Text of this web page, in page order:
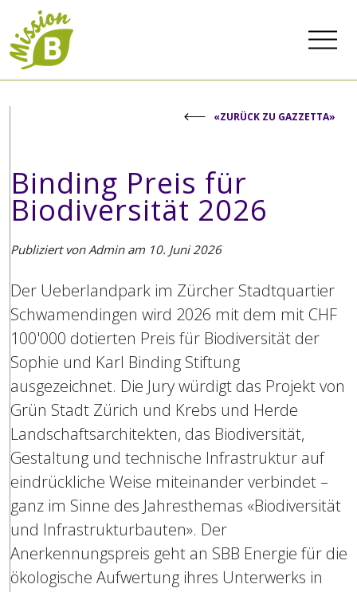
«ZURÜCK ZU GAZZETTA»
Binding Preis für
Biodiversität 2026
Publiziert von Admin am 10. Juni 2026
Der Ueberlandpark im Zürcher Stadtquartier
Schwamendingen wird 2026 mit dem mit CHF
100'000 dotierten Preis für Biodiversität der
Sophie und Karl Binding Stiftung
ausgezeichnet. Die Jury würdigt das Projekt von
Grün Stadt Zürich und Krebs und Herde
Landschaftsarchitekten, das Biodiversität,
Gestaltung und technische Infrastruktur auf
eindrückliche Weise miteinander verbindet –
ganz im Sinne des Jahresthemas «Biodiversität
und Infrastrukturbauten». Der
Anerkennungspreis geht an SBB Energie für die
ökologische Aufwertung ihres Unterwerks in